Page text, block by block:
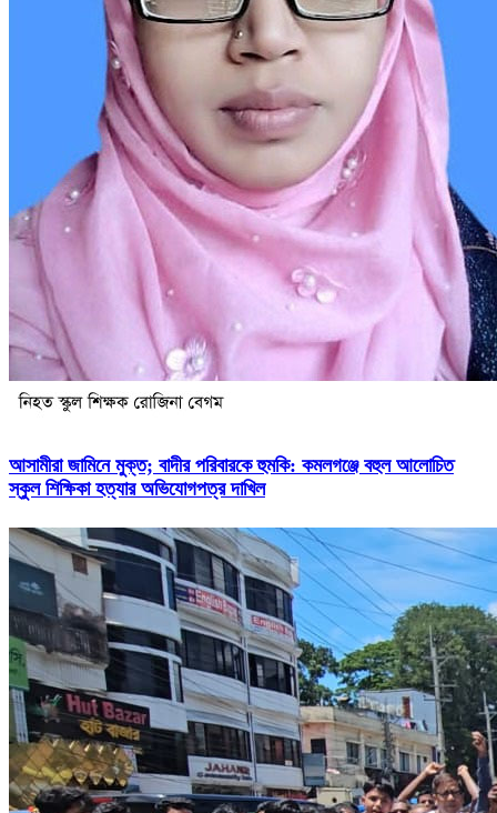
আসামীরা জামিনে মুক্ত; বাদীর পরিবারকে হুমকি: কমলগঞ্জে বহুল আলোচিত
স্কুল শিক্ষিকা হত্যার অভিযোগপত্র দাখিল